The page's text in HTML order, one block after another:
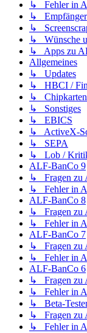
↳ Fehler in
↳
↳
↳ Wünsche
↳ Apps zu
Allgemeines
↳ Updates
↳ HBCI /
↳ Chipkarten
↳ Sonstiges
↳ EBICS
↳ ActiveX-
↳ SEPA
↳ Lob /
ALF-BanCo 9
↳ Fragen zu
↳ Fehler in
ALF-BanCo 8
↳ Fragen zu
↳ Fehler in
ALF-BanCo 7
↳ Fragen zu
↳ Fehler in
ALF-BanCo 6
↳ Fragen zu
↳ Fehler in
↳ Beta-
↳ Fragen zu
↳ Fehler in